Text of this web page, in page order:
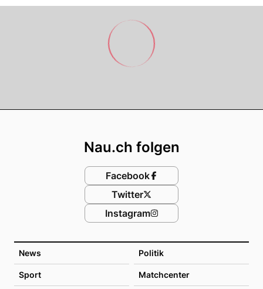
News Politik
Sport Matchcenter
Nau.ch folgen
Facebook
Twitter
Instagram